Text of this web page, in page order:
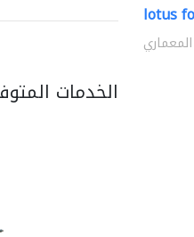
الخدمات
lotus
المعماري